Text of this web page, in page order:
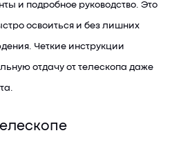
и подробное руководство. Это
освоиться и без лишних
Четкие инструкции
отдачу от телескопа даже